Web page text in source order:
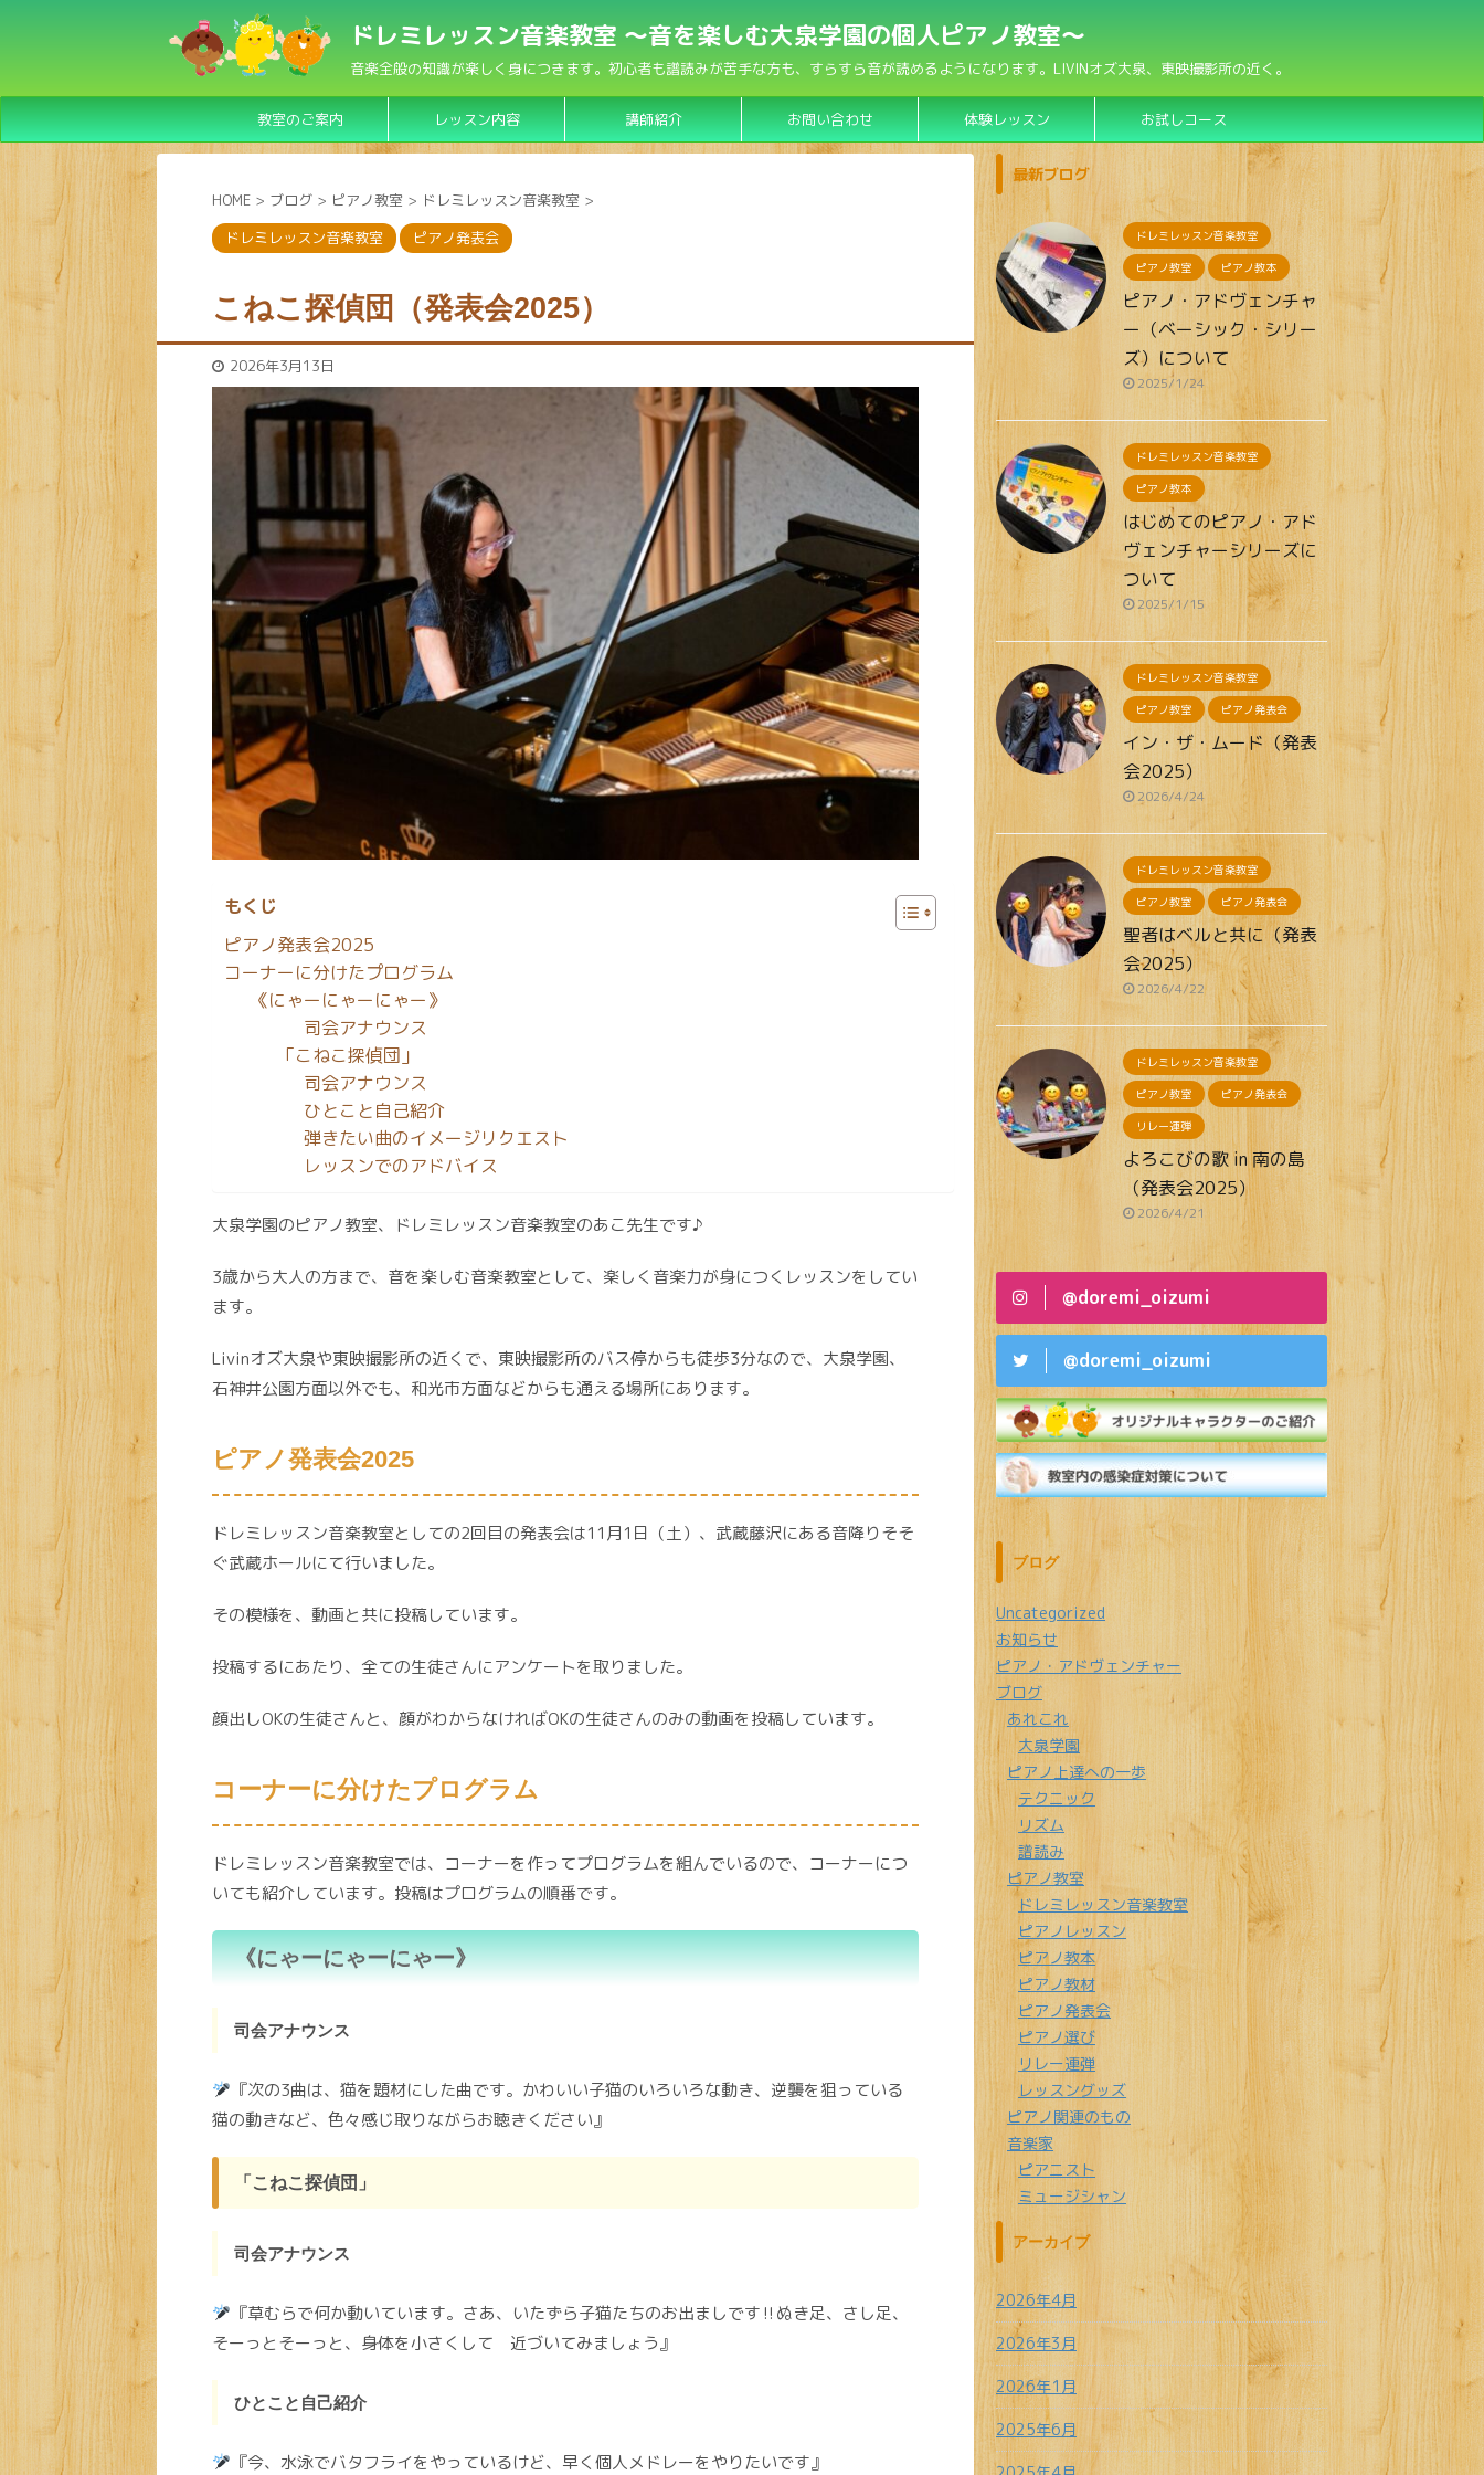
ドレミレッスン音楽教室 〜音を楽しむ大泉学園の個人ピアノ教室〜
音楽全般の知識が楽しく身につきます。初心者も譜読みが苦手な方も、すらすら音が読めるようになります。LIVINオズ大泉、東映撮影所の近く。
教室のご案内 レッスン内容 講師紹介 お問い合わせ 体験レッスン お試しコース
HOME > ブログ > ピアノ教室 > ドレミレッスン音楽教室 >
ドレミレッスン音楽教室
ピアノ発表会
こねこ探偵団（発表会2025）
2026年3月13日
もくじ
ピアノ発表会2025
コーナーに分けたプログラム
《にゃーにゃーにゃー》
司会アナウンス
「こねこ探偵団」
司会アナウンス
ひとこと自己紹介
弾きたい曲のイメージリクエスト
レッスンでのアドバイス
大泉学園のピアノ教室、ドレミレッスン音楽教室のあこ先生です♪
3歳から大人の方まで、音を楽しむ音楽教室として、楽しく音楽力が身につくレッスンをしてい
ます。
Livinオズ大泉や東映撮影所の近くで、東映撮影所のバス停からも徒歩3分なので、大泉学園、
石神井公園方面以外でも、和光市方面などからも通える場所にあります。
ピアノ発表会2025
ドレミレッスン音楽教室としての2回目の発表会は11月1日（土）、武蔵藤沢にある音降りそそ
ぐ武蔵ホールにて行いました。
その模様を、動画と共に投稿しています。
投稿するにあたり、全ての生徒さんにアンケートを取りました。
顔出しOKの生徒さんと、顔がわからなければOKの生徒さんのみの動画を投稿しています。
コーナーに分けたプログラム
ドレミレッスン音楽教室では、コーナーを作ってプログラムを組んでいるので、コーナーにつ
いても紹介しています。投稿はプログラムの順番です。
《にゃーにゃーにゃー》
司会アナウンス
『次の3曲は、猫を題材にした曲です。かわいい子猫のいろいろな動き、逆襲を狙っている
猫の動きなど、色々感じ取りながらお聴きください』
「こねこ探偵団」
司会アナウンス
『草むらで何か動いています。さあ、いたずら子猫たちのお出ましです‼︎ぬき足、さし足、
そーっとそーっと、身体を小さくして 近づいてみましょう』
ひとこと自己紹介
『今、水泳でバタフライをやっているけど、早く個人メドレーをやりたいです』
最新ブログ
ドレミレッスン音楽教室
ピアノ教室 ピアノ教本
ピアノ・アドヴェンチャ
ー（ベーシック・シリー
ズ）について
2025/1/24
ドレミレッスン音楽教室
ピアノ教本
はじめてのピアノ・アド
ヴェンチャーシリーズに
ついて
2025/1/15
ドレミレッスン音楽教室
ピアノ教室 ピアノ発表会
イン・ザ・ムード（発表
会2025）
2026/4/24
ドレミレッスン音楽教室
ピアノ教室 ピアノ発表会
聖者はベルと共に（発表
会2025）
2026/4/22
ドレミレッスン音楽教室
ピアノ教室 ピアノ発表会
リレー連弾
よろこびの歌 in 南の島
（発表会2025）
2026/4/21
@doremi_oizumi
@doremi_oizumi
ブログ
Uncategorized
お知らせ
ピアノ・アドヴェンチャー
ブログ
あれこれ
大泉学園
ピアノ上達への一歩
テクニック
リズム
譜読み
ピアノ教室
ドレミレッスン音楽教室
ピアノレッスン
ピアノ教本
ピアノ教材
ピアノ発表会
ピアノ選び
リレー連弾
レッスングッズ
ピアノ関連のもの
音楽家
ピアニスト
ミュージシャン
アーカイブ
2026年4月
2026年3月
2026年1月
2025年6月